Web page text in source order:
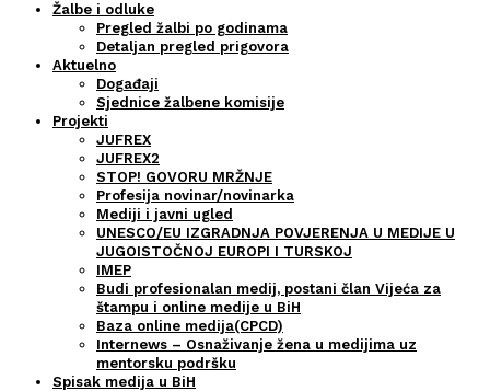
Žalbe i odluke
Pregled žalbi po godinama
Detaljan pregled prigovora
Aktuelno
Događaji
Sjednice žalbene komisije
Projekti
JUFREX
JUFREX2
STOP! GOVORU MRŽNJE
Profesija novinar/novinarka
Mediji i javni ugled
UNESCO/EU IZGRADNJA POVJERENJA U MEDIJE U
JUGOISTOČNOJ EUROPI I TURSKOJ
IMEP
Budi profesionalan medij, postani član Vijeća za
štampu i online medije u BiH
Baza online medija(CPCD)
Internews – Osnaživanje žena u medijima uz
mentorsku podršku
Spisak medija u BiH